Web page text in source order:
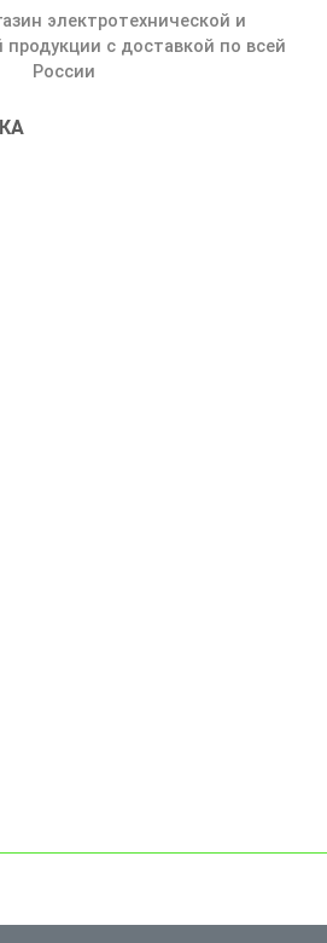
электротехнической и
продукции с доставкой по всей
России